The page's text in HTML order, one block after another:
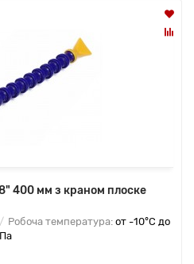
400 мм з краном плоске
Робоча температура: от -10°C до